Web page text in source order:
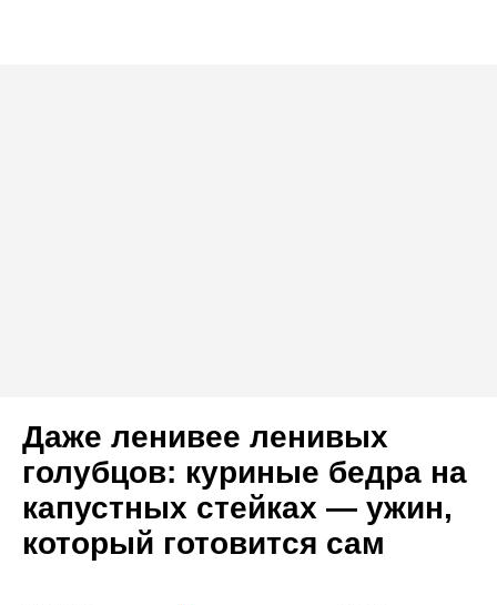
Даже ленивее ленивых
голубцов: куриные бедра на
капустных стейках — ужин,
который готовится сам